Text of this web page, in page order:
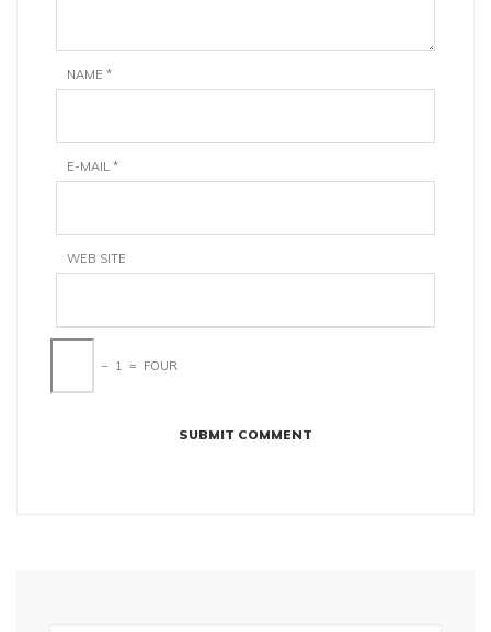
NAME *
E-MAIL *
WEB SITE
− 1 = FOUR